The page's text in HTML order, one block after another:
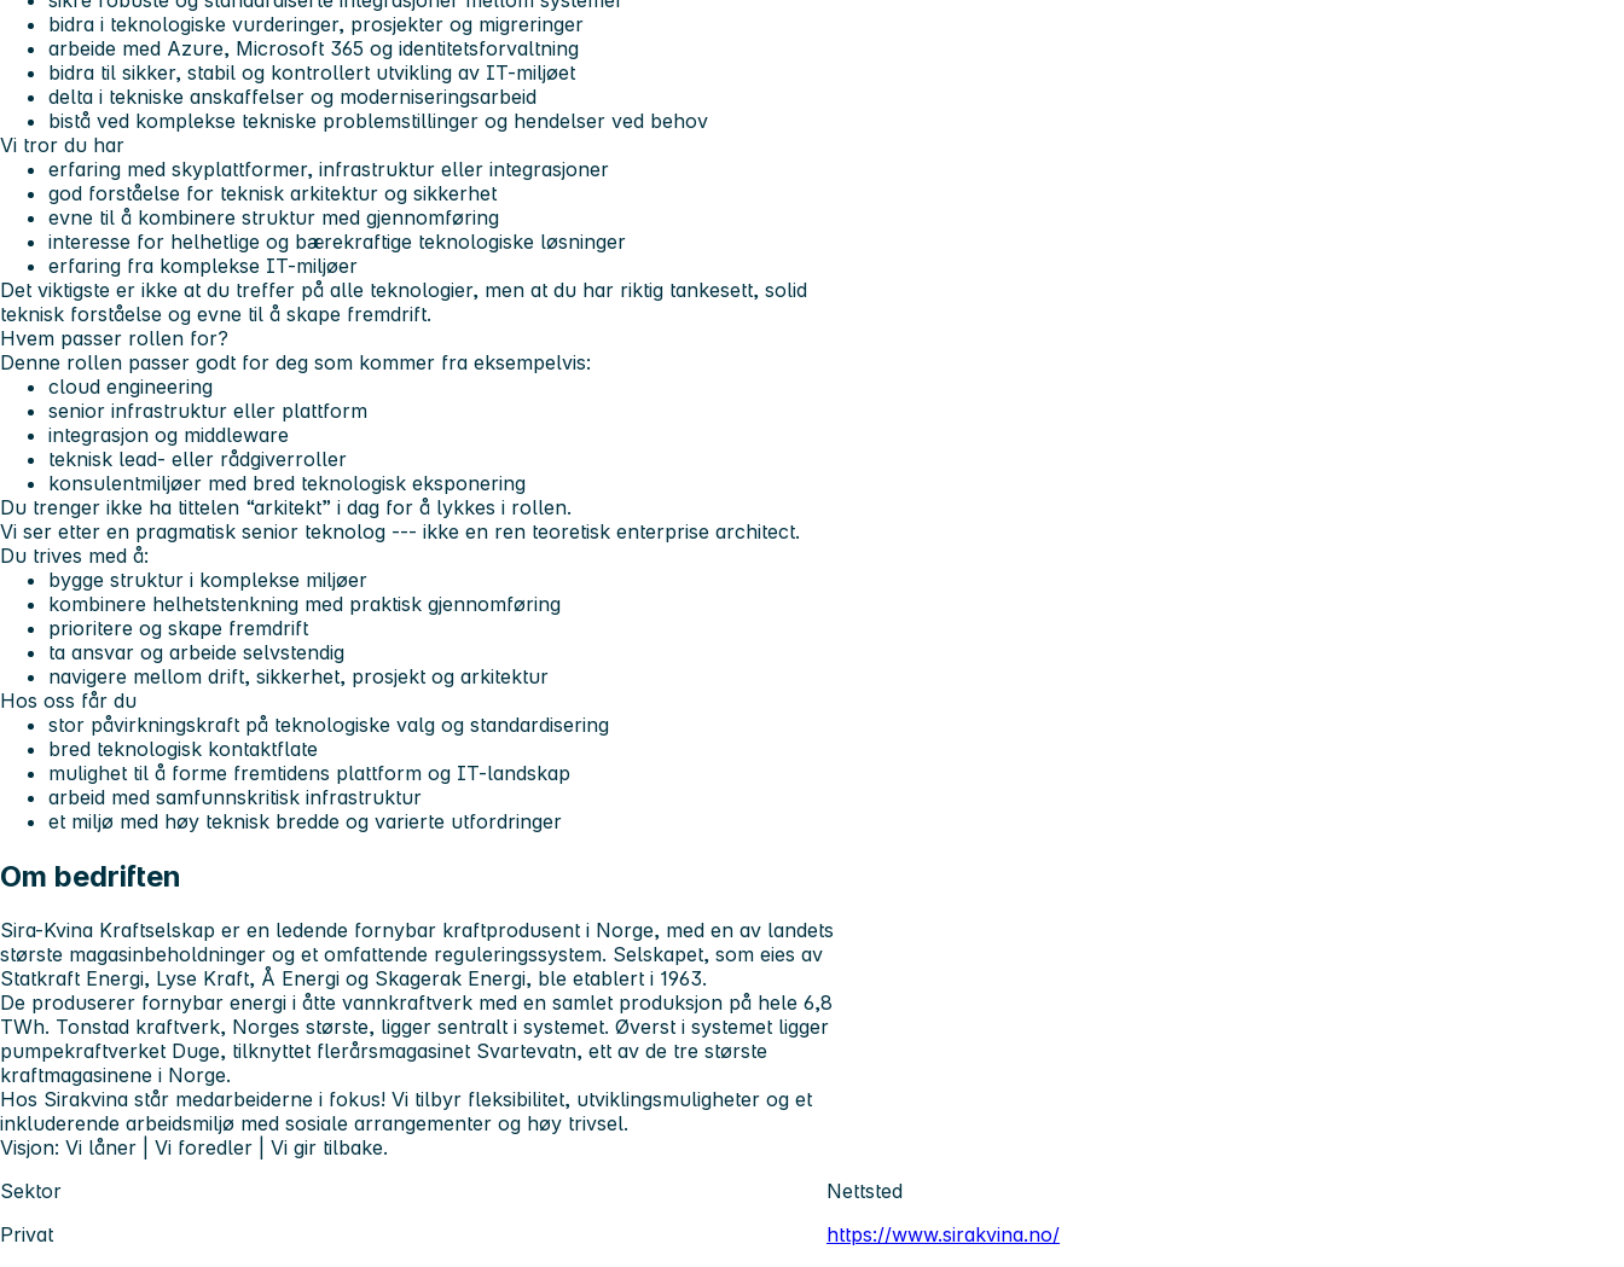
bidra i teknologiske vurderinger, prosjekter og migreringer
arbeide med Azure, Microsoft 365 og identitetsforvaltning
bidra til sikker, stabil og kontrollert utvikling av IT-miljøet
delta i tekniske anskaffelser og moderniseringsarbeid
bistå ved komplekse tekniske problemstillinger og hendelser ved behov
Vi tror du har
erfaring med skyplattformer, infrastruktur eller integrasjoner
god forståelse for teknisk arkitektur og sikkerhet
evne til å kombinere struktur med gjennomføring
interesse for helhetlige og bærekraftige teknologiske løsninger
erfaring fra komplekse IT-miljøer
Det viktigste er ikke at du treffer på alle teknologier, men at du har riktig tankesett, solid
teknisk forståelse og evne til å skape fremdrift.
Hvem passer rollen for?
Denne rollen passer godt for deg som kommer fra eksempelvis:
cloud engineering
senior infrastruktur eller plattform
integrasjon og middleware
teknisk lead- eller rådgiverroller
konsulentmiljøer med bred teknologisk eksponering
Du trenger ikke ha tittelen “arkitekt” i dag for å lykkes i rollen.
Vi ser etter en pragmatisk senior teknolog --- ikke en ren teoretisk enterprise architect.
Du trives med å:
bygge struktur i komplekse miljøer
kombinere helhetstenkning med praktisk gjennomføring
prioritere og skape fremdrift
ta ansvar og arbeide selvstendig
navigere mellom drift, sikkerhet, prosjekt og arkitektur
Hos oss får du
stor påvirkningskraft på teknologiske valg og standardisering
bred teknologisk kontaktflate
mulighet til å forme fremtidens plattform og IT-landskap
arbeid med samfunnskritisk infrastruktur
et miljø med høy teknisk bredde og varierte utfordringer
Om bedriften
Sira-Kvina Kraftselskap er en ledende fornybar kraftprodusent i Norge, med en av landets
største magasinbeholdninger og et omfattende reguleringssystem. Selskapet, som eies av
Statkraft Energi, Lyse Kraft, Å Energi og Skagerak Energi, ble etablert i 1963.
De produserer fornybar energi i åtte vannkraftverk med en samlet produksjon på hele 6,8
TWh. Tonstad kraftverk, Norges største, ligger sentralt i systemet. Øverst i systemet ligger
pumpekraftverket Duge, tilknyttet flerårsmagasinet Svartevatn, ett av de tre største
kraftmagasinene i Norge.
Hos Sirakvina står medarbeiderne i fokus! Vi tilbyr fleksibilitet, utviklingsmuligheter og et
inkluderende arbeidsmiljø med sosiale arrangementer og høy trivsel.
Visjon: Vi låner | Vi foredler | Vi gir tilbake.
Sektor
Privat
Nettsted
https://www.sirakvina.no/